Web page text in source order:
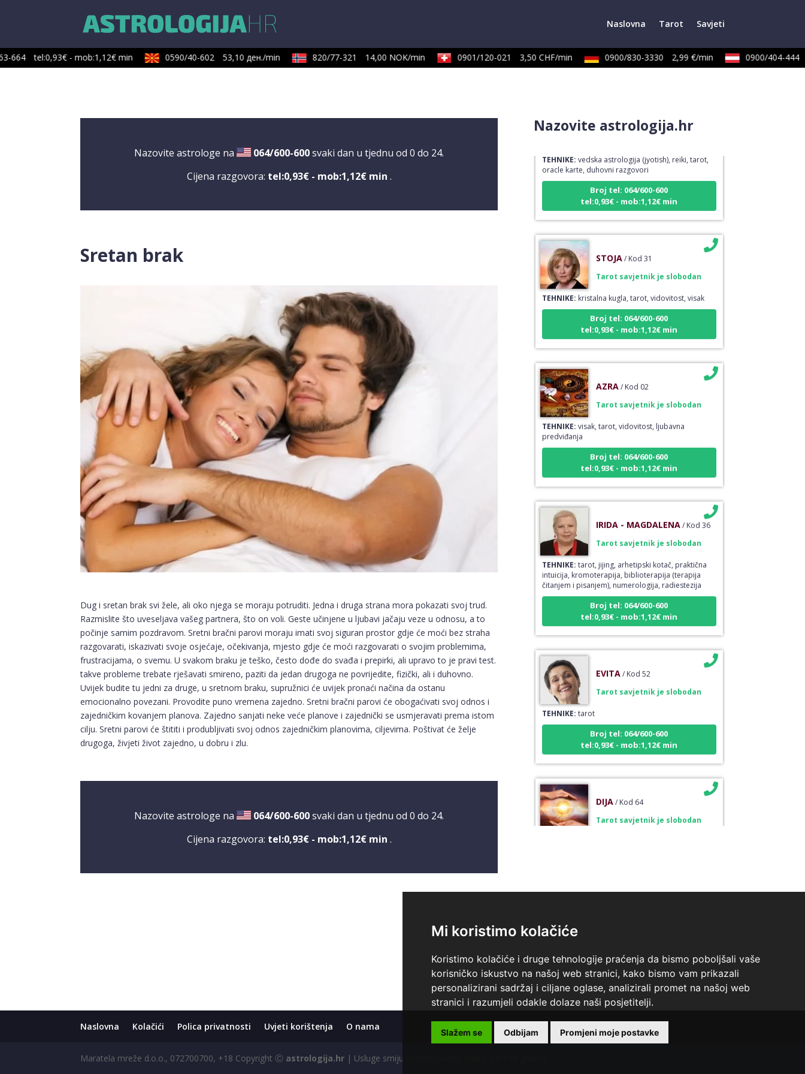
Mi koristimo kolačiće
Koristimo kolačiće i druge tehnologije praćenja da bismo poboljšali vaše
korisničko iskustvo na našoj web stranici, kako bismo vam prikazali
personalizirani sadržaj i ciljane oglase, analizirali promet na našoj web
stranici i razumjeli odakle dolaze naši posjetitelji.
Slažem se Odbijam Promjeni moje postavke
Naslovna Tarot Savjeti
664 tel:0,93€ - mob:1,12€ min 0590/40-602 53,10 ден./min 820/77-321 14,00 NOK/min 0901/120-021 3,50 CHF/min 0900/830-3330 2,99 €/min 0900/404-444
Nazovite astrologe na 064/600-600 svaki dan u tjednu od 0 do 24.
Cijena razgovora: tel:0,93€ - mob:1,12€ min .
Sretan brak
Dug i sretan brak svi žele, ali oko njega se moraju potruditi. Jedna i druga strana mora pokazati svoj trud.
Razmislite što uveseljava vašeg partnera, što on voli. Geste učinjene u ljubavi jačaju veze u odnosu, a to
počinje samim pozdravom. Sretni bračni parovi moraju imati svoj siguran prostor gdje će moći bez straha
razgovarati, iskazivati svoje osjećaje, očekivanja, mjesto gdje će moći razgovarati o svojim problemima,
frustracijama, o svemu. U svakom braku je teško, često dođe do svađa i prepirki, ali upravo to je pravi test.
takve probleme trebate rješavati smireno, paziti da jedan drugoga ne povrijedite, fizički, ali i duhovno.
Uvijek budite tu jedni za druge, u sretnom braku, supružnici će uvijek pronaći načina da ostanu
emocionalno povezani. Provodite puno vremena zajedno. Sretni bračni parovi će obogaćivati svoj odnos i
zajedničkim kovanjem planova. Zajedno sanjati neke veće planove i zajednički se usmjeravati prema istom
cilju. Sretni parovi će štititi i produbljivati svoj odnos zajedničkim planovima, ciljevima. Poštivat će želje
drugoga, živjeti život zajedno, u dobru i zlu.
Nazovite astrologe na 064/600-600 svaki dan u tjednu od 0 do 24.
Cijena razgovora: tel:0,93€ - mob:1,12€ min .
Nazovite astrologija.hr
Tarot savjetnik je slobodan
oracle karte, duhovni razgovori
Broj tel: 064/600-600
tel:0,93€ - mob:1,12€ min
TEHNIKE:kristalna kugla, tarot, vidovitost, visak
Broj tel: 064/600-600
tel:0,93€ - mob:1,12€ min
TEHNIKE:visak, tarot, vidovitost, ljubavna
predviđanja
Broj tel: 064/600-600
tel:0,93€ - mob:1,12€ min
/ Kod 36
TEHNIKE:tarot, jijing, arhetipski kotač, praktična
intuicija, kromoterapija, biblioterapija (terapija
čitanjem i pisanjem), numerologija, radiestezija
Broj tel: 064/600-600
tel:0,93€ - mob:1,12€ min
TEHNIKE:tarot
Broj tel: 064/600-600
tel:0,93€ - mob:1,12€ min
TEHNIKE:kristalna kugla, tarot, vidovitost, visak
Broj tel: 064/600-600
tel:0,93€ - mob:1,12€ min
Naslovna Kolačići Polica privatnosti Uvjeti korištenja O nama
Maratela mreže d.o.o., 072700700, +18 Copyright Ⓒ astrologija.hr | Usluge smiju koristiti osobe starije od +18 godina.